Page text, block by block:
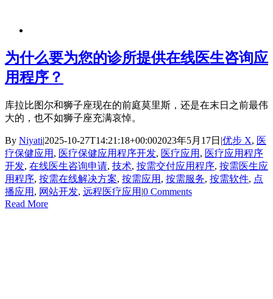
为什么要为您的诊所提供在线医生咨询应
用程序？
库拉比图尔和狮子座现在的前庭莫里斯，还是在末日之前最伟
大的，也不如狮子座充满哀悼。
By Niyati|2025-10-27T14:21:18+00:002023年5月17日 |优步 X, 医
疗保健应用 , 医疗保健应用程序开发, 医疗应用 , 医疗应用程序
开发, 在线医生咨询申请, 技术, 按需交付应用程序, 按需医生应
用程序, 按需在线解决方案, 按需应用 , 按需服务, 按需软件, 点
播应用 , 网站开发, 远程医疗应用 |0 Comments
Read More